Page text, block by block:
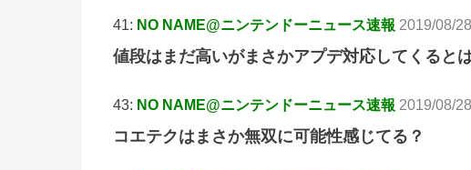
41: NO NAME@ニンテンドーニュース速報 2019/08/
値段はまだ高いがまさかアプデ対応してくると
43: NO NAME@ニンテンドーニュース速報 2019/08/
コエテクはまさか無双に可能性感じてる？